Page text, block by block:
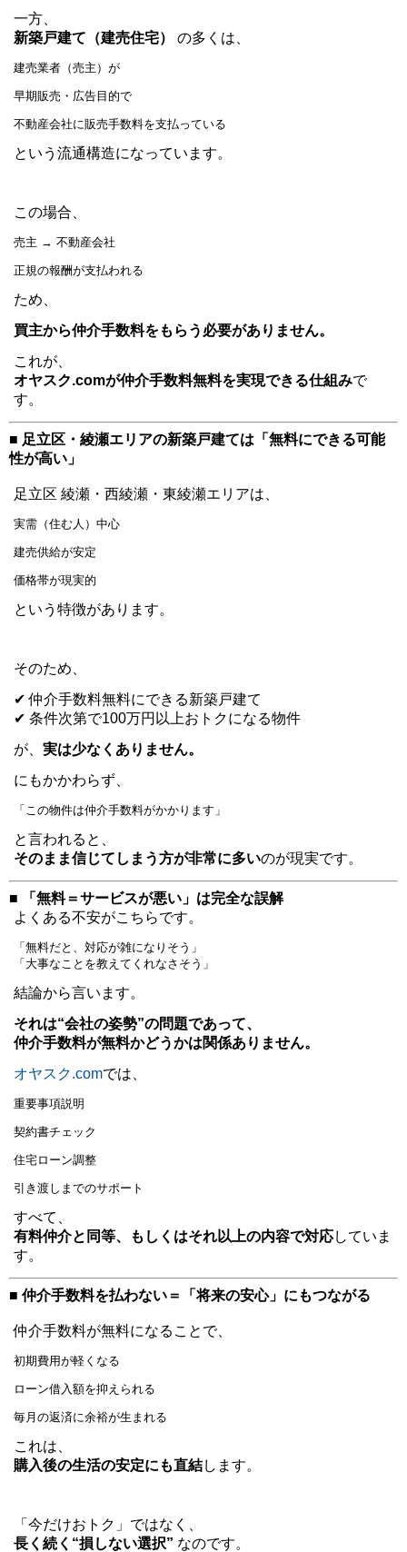
一方、
新築戸建て（建売住宅）
の多くは、
建売業者（売主）が
早期販売・広告目的で
不動産会社に販売手数料を支払っている
という流通構造になっています。
この場合、
売主 → 不動産会社
正規の報酬が支払われる
ため、
買主から仲介手数料をもらう必要がありません。
これが、
オヤスク.comが仲介手数料無料を実現できる仕組みで
す。
■ 足立区・綾瀬エリアの新築戸建ては「無料にできる可能
性が高い」
足立区 綾瀬・西綾瀬・東綾瀬エリアは、
実需（住む人）中心
建売供給が安定
価格帯が現実的
という特徴があります。
そのため、
✔ 仲介手数料無料にできる新築戸建て
✔ 条件次第で100万円以上おトクになる物件
が、 実は少なくありません。
にもかかわらず、
「この物件は仲介手数料がかかります」
と言われると、
そのまま信じてしまう方が非常に多いのが現実です。
■ 「無料＝サービスが悪い」は完全な誤解
よくある不安がこちらです。
「無料だと、対応が雑になりそう」
「大事なことを教えてくれなさそう」
結論から言います。
それは“会社の姿勢”の問題であって、
仲介手数料が無料かどうかは関係ありません。
オヤスク.comでは、
重要事項説明
契約書チェック
住宅ローン調整
引き渡しまでのサポート
すべて、
有料仲介と同等、もしくはそれ以上の内容で対応していま
す。
■ 仲介手数料を払わない＝「将来の安心」にもつながる
仲介手数料が無料になることで、
初期費用が軽くなる
ローン借入額を抑えられる
毎月の返済に余裕が生まれる
これは、
購入後の生活の安定にも直結します。
「今だけおトク」ではなく、
長く続く“損しない選択” なのです。